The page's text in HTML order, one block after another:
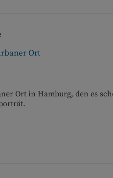
Ort
Ort in Hamburg, den es